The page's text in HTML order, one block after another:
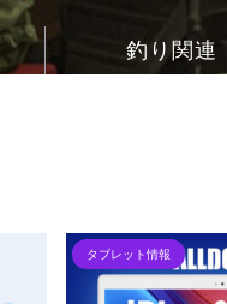
釣り関連
タブレット情報